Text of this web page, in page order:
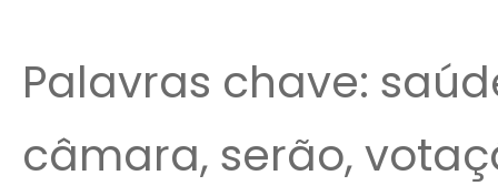
Palavras chave:
câmara, serão,